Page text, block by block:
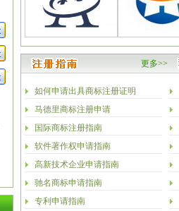
更多>>
如何申请出具商标注册证明
马德里商标注册申请
国际商标注册指南
软件著作权申请指南
高新技术企业申请指南
驰名商标申请指南
专利申请指南